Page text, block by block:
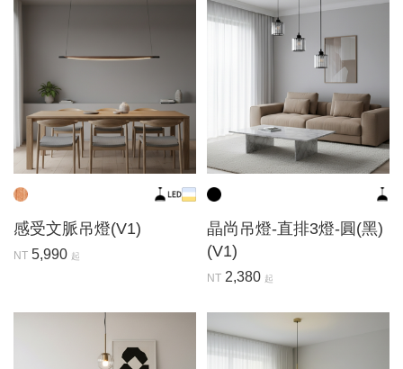
感受文脈吊燈(V1)
NT 5,990 起
晶尚吊燈-直排3燈-圓(黑)
(V1)
NT 2,380 起